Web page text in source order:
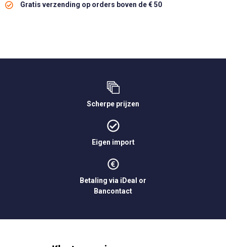
Gratis verzending op orders boven de € 50
Scherpe prijzen
Eigen import
Betaling via iDeal or
Bancontact